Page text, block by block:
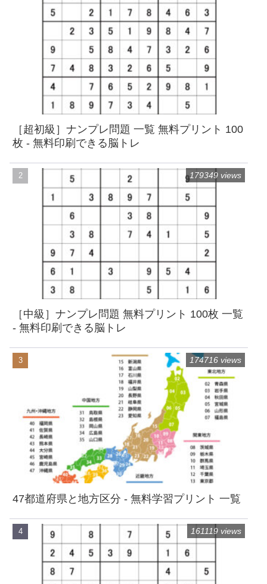
［超初級］ナンプレ問題 一覧 無料プリント 100
枚 - 無料印刷できる脳トレ
［中級］ナンプレ問題 無料プリント 100枚 一覧
- 無料印刷できる脳トレ
179349 views
47都道府県と地方区分 - 無料学習プリント 一覧
174716 views
161119 views